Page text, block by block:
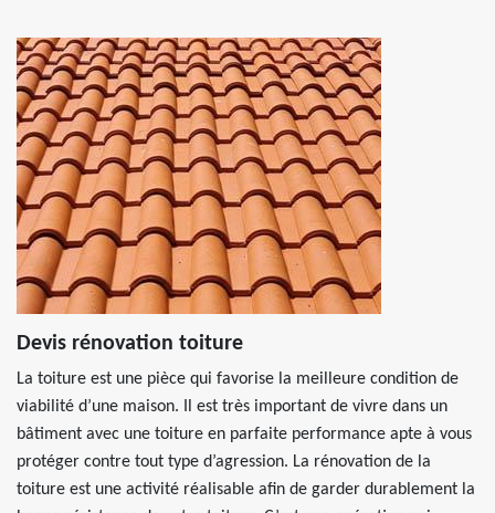
Devis rénovation toiture
La toiture est une pièce qui favorise la meilleure condition de
viabilité d’une maison. Il est très important de vivre dans un
bâtiment avec une toiture en parfaite performance apte à vous
protéger contre tout type d’agression. La rénovation de la
toiture est une activité réalisable afin de garder durablement la